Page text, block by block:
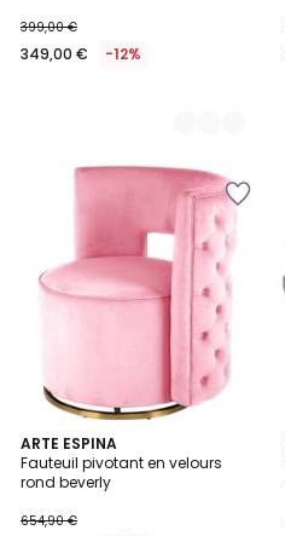
399,00 €
349,00 € -12%
ARTE ESPINA
Fauteuil pivotant en velours
rond beverly
654,90 €